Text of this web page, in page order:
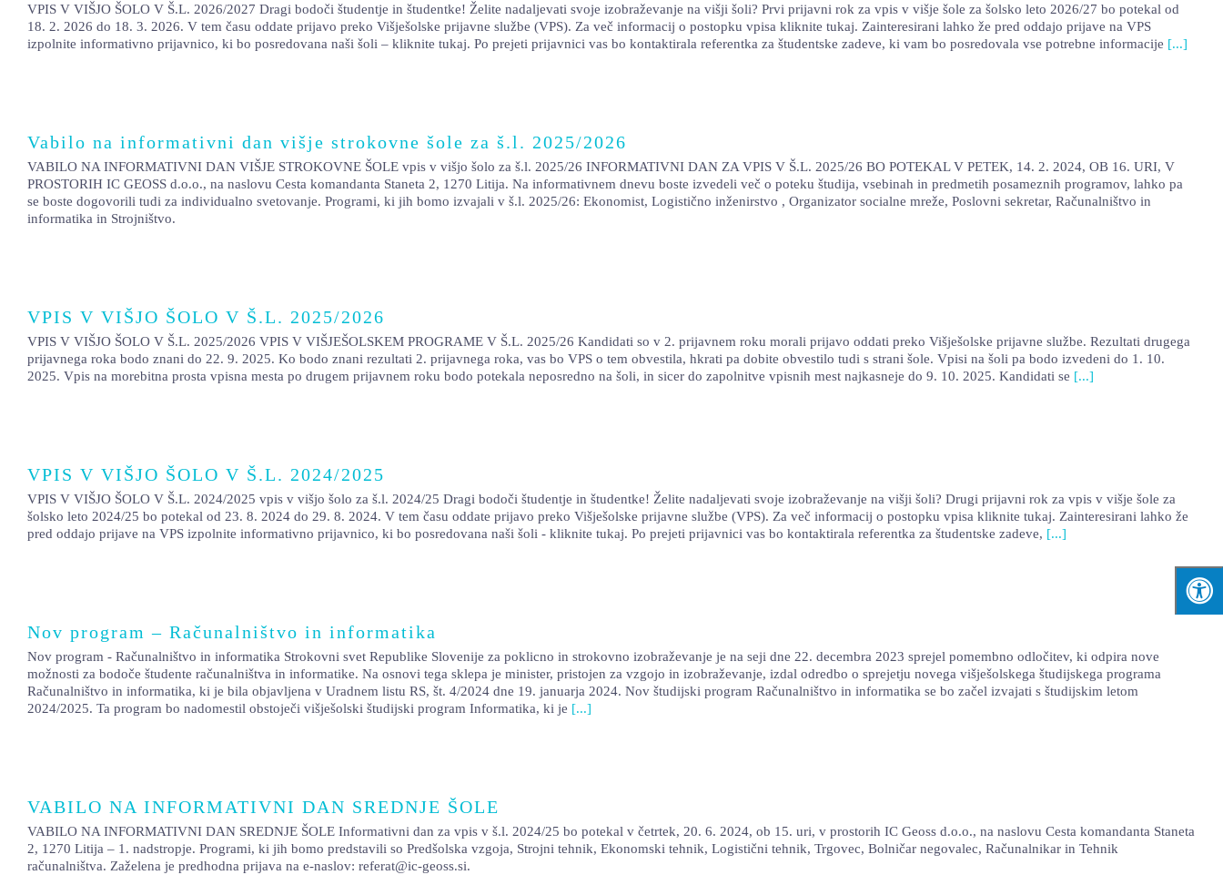
VPIS V VIŠJO ŠOLO V Š.L. 2026/2027 Dragi bodoči študentje in študentke! Želite nadaljevati svoje izobraževanje na višji šoli? Prvi prijavni rok za vpis v višje šole za šolsko leto 2026/27 bo potekal od
18. 2. 2026 do 18. 3. 2026. V tem času oddate prijavo preko Višješolske prijavne službe (VPS). Za več informacij o postopku vpisa kliknite tukaj. Zainteresirani lahko že pred oddajo prijave na VPS
izpolnite informativno prijavnico, ki bo posredovana naši šoli – kliknite tukaj. Po prejeti prijavnici vas bo kontaktirala referentka za študentske zadeve, ki vam bo posredovala vse potrebne informacije [...]
Vabilo na informativni dan višje strokovne šole za š.l. 2025/2026
VABILO NA INFORMATIVNI DAN VIŠJE STROKOVNE ŠOLE vpis v višjo šolo za š.l. 2025/26 INFORMATIVNI DAN ZA VPIS V Š.L. 2025/26 BO POTEKAL V PETEK, 14. 2. 2024, OB 16. URI, V
PROSTORIH IC GEOSS d.o.o., na naslovu Cesta komandanta Staneta 2, 1270 Litija. Na informativnem dnevu boste izvedeli več o poteku študija, vsebinah in predmetih posameznih programov, lahko pa
se boste dogovorili tudi za individualno svetovanje. Programi, ki jih bomo izvajali v š.l. 2025/26: Ekonomist, Logistično inženirstvo , Organizator socialne mreže, Poslovni sekretar, Računalništvo in
informatika in Strojništvo.
VPIS V VIŠJO ŠOLO V Š.L. 2025/2026
VPIS V VIŠJO ŠOLO V Š.L. 2025/2026 VPIS V VIŠJEŠOLSKEM PROGRAME V Š.L. 2025/26 Kandidati so v 2. prijavnem roku morali prijavo oddati preko Višješolske prijavne službe. Rezultati drugega
prijavnega roka bodo znani do 22. 9. 2025. Ko bodo znani rezultati 2. prijavnega roka, vas bo VPS o tem obvestila, hkrati pa dobite obvestilo tudi s strani šole. Vpisi na šoli pa bodo izvedeni do 1. 10.
2025. Vpis na morebitna prosta vpisna mesta po drugem prijavnem roku bodo potekala neposredno na šoli, in sicer do zapolnitve vpisnih mest najkasneje do 9. 10. 2025. Kandidati se [...]
VPIS V VIŠJO ŠOLO V Š.L. 2024/2025
VPIS V VIŠJO ŠOLO V Š.L. 2024/2025 vpis v višjo šolo za š.l. 2024/25 Dragi bodoči študentje in študentke! Želite nadaljevati svoje izobraževanje na višji šoli? Drugi prijavni rok za vpis v višje šole za
šolsko leto 2024/25 bo potekal od 23. 8. 2024 do 29. 8. 2024. V tem času oddate prijavo preko Višješolske prijavne službe (VPS). Za več informacij o postopku vpisa kliknite tukaj. Zainteresirani lahko že
pred oddajo prijave na VPS izpolnite informativno prijavnico, ki bo posredovana naši šoli - kliknite tukaj. Po prejeti prijavnici vas bo kontaktirala referentka za študentske zadeve, [...]
Nov program – Računalništvo in informatika
Nov program - Računalništvo in informatika Strokovni svet Republike Slovenije za poklicno in strokovno izobraževanje je na seji dne 22. decembra 2023 sprejel pomembno odločitev, ki odpira nove
možnosti za bodoče študente računalništva in informatike. Na osnovi tega sklepa je minister, pristojen za vzgojo in izobraževanje, izdal odredbo o sprejetju novega višješolskega študijskega programa
Računalništvo in informatika, ki je bila objavljena v Uradnem listu RS, št. 4/2024 dne 19. januarja 2024. Nov študijski program Računalništvo in informatika se bo začel izvajati s študijskim letom
2024/2025. Ta program bo nadomestil obstoječi višješolski študijski program Informatika, ki je [...]
VABILO NA INFORMATIVNI DAN SREDNJE ŠOLE
VABILO NA INFORMATIVNI DAN SREDNJE ŠOLE Informativni dan za vpis v š.l. 2024/25 bo potekal v četrtek, 20. 6. 2024, ob 15. uri, v prostorih IC Geoss d.o.o., na naslovu Cesta komandanta Staneta
2, 1270 Litija – 1. nadstropje. Programi, ki jih bomo predstavili so Predšolska vzgoja, Strojni tehnik, Ekonomski tehnik, Logistični tehnik, Trgovec, Bolničar negovalec, Računalnikar in Tehnik
računalništva. Zaželena je predhodna prijava na e-naslov: referat@ic-geoss.si.